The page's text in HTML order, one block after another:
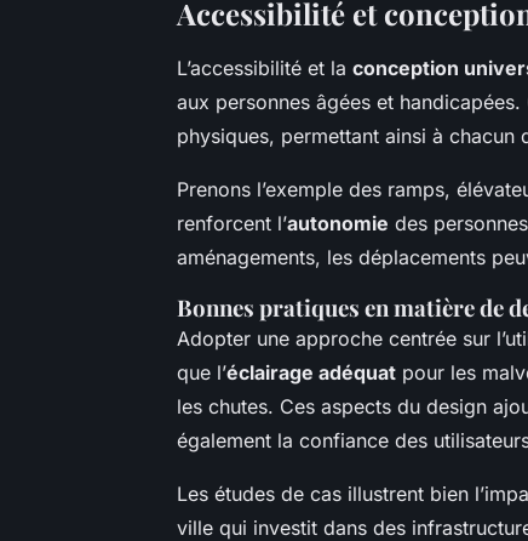
Accessibilité et
L’accessibilité et la conception
aux personnes âgées et
physiques, permettant ainsi à chacun
Prenons l’exemple des ramps,
renforcent l’autonomie des
aménagements, les déplacements
Bonnes pratiques en matière de
Adopter une approche centrée sur
que l’éclairage adéquat pour les
les chutes. Ces aspects du design
également la confiance des
Les études de cas illustrent bien
ville qui investit dans des